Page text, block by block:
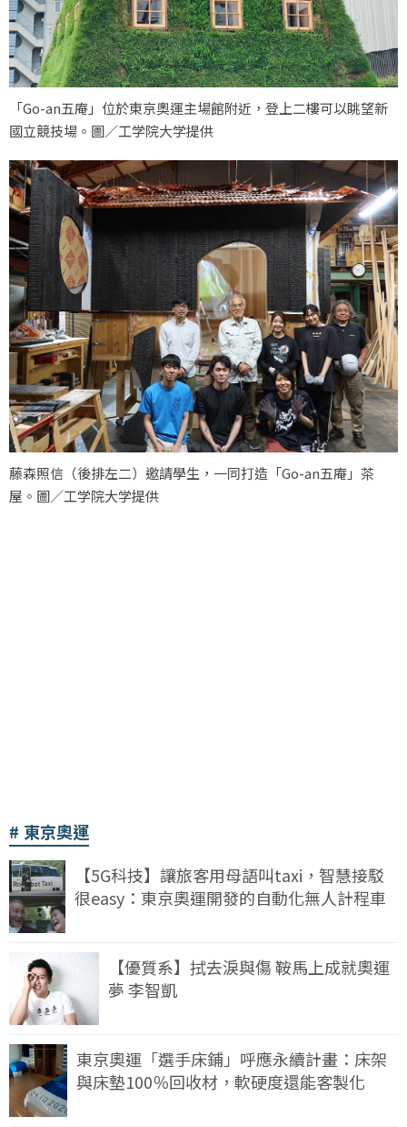
「Go-an五庵」位於東京奧運主場館附近，登上二樓可以眺望新
國立競技場。圖／工学院大学提供
藤森照信（後排左二）邀請學生，一同打造「Go-an五庵」茶
屋。圖／工学院大学提供
東京奧運
【5G科技】讓旅客用母語叫taxi，智慧接駁
很easy：東京奧運開發的自動化無人計程車
【優質系】拭去淚與傷 鞍馬上成就奧運
夢 李智凱
東京奧運「選手床鋪」呼應永續計畫：床架
與床墊100％回收材，軟硬度還能客製化